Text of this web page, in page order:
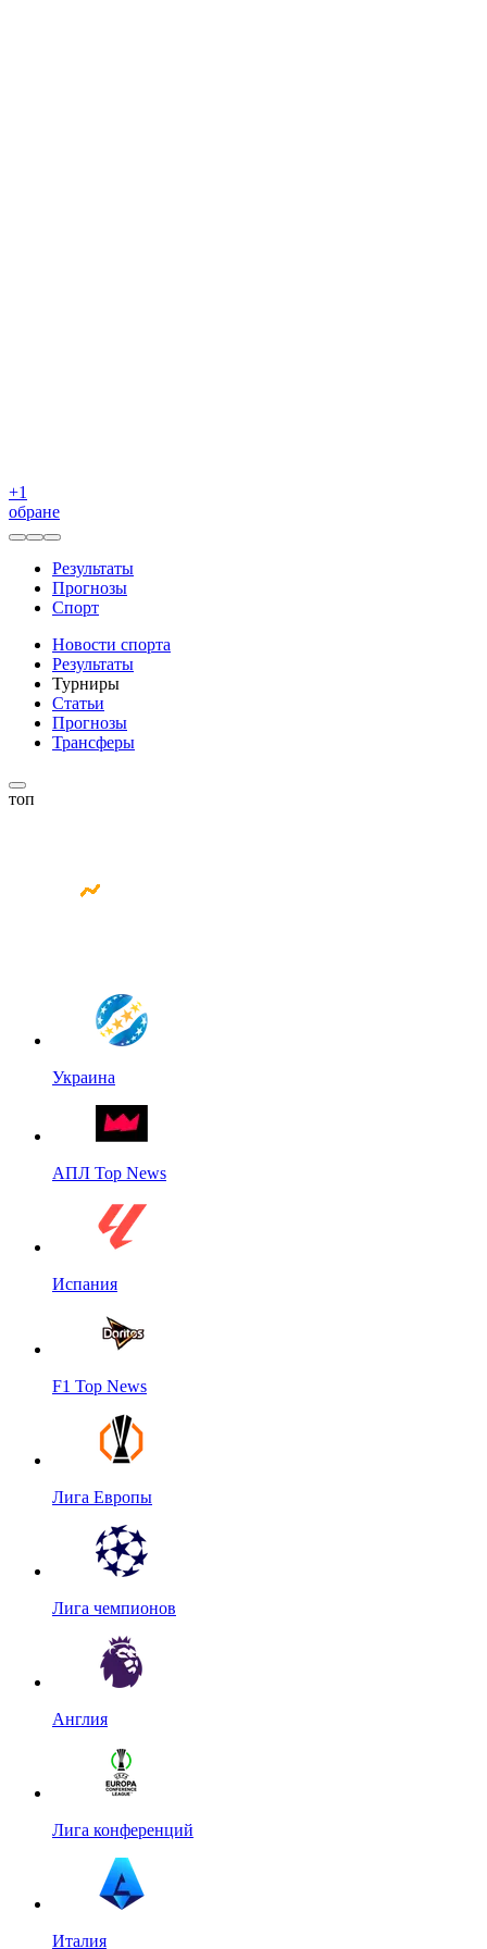
+1
обране
Результаты
Прогнозы
Спорт
Новости спорта
Результаты
Турниры
Статьи
Прогнозы
Трансферы
топ
Украина
АПЛ Top News
Испания
F1 Top News
Лига Европы
Лига чемпионов
Англия
Лига конференций
Италия